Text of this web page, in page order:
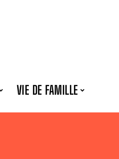
VIE DE FAMILLE